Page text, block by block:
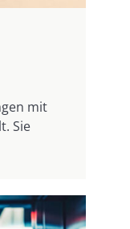
mit
Sie